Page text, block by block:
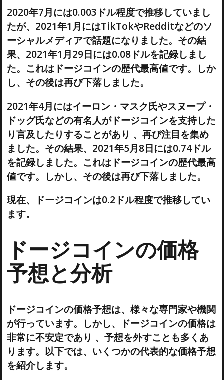
2020年7月には0.003ドル程度で推移していまし
たが、2021年1月にはTikTokやRedditなどのソ
ーシャルメディアで話題になりました。その結
果、2021年1月29日には0.08ドルを記録しまし
た。これはドージコインの歴代最高値です。しか
し、その後は再び下落しました。
2021年4月にはイーロン・マスク氏やスヌープ・
ドッグ氏などの有名人がドージコインを支持した
り言及したりすることがあり 、再び注目を集め
ました。その結果、2021年5月8日には0.74ドル
を記録しました。これはドージコインの歴代最高
値です。しかし、その後は再び下落しました。
現在、ドージコインは0.2ドル程度で推移してい
ます。
ドージコインの価格
予想と分析
ドージコインの価格予想は、様々な専門家や機関
が行っています。しかし、ドージコインの価格は
非常に不安定であり 、予想を外すことも多くあ
ります。以下では、いくつかの代表的な価格予想
を紹介します。